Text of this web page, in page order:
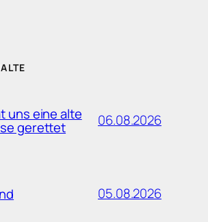
uns eine alte
gerettet 06.08.2026
05.08.2026